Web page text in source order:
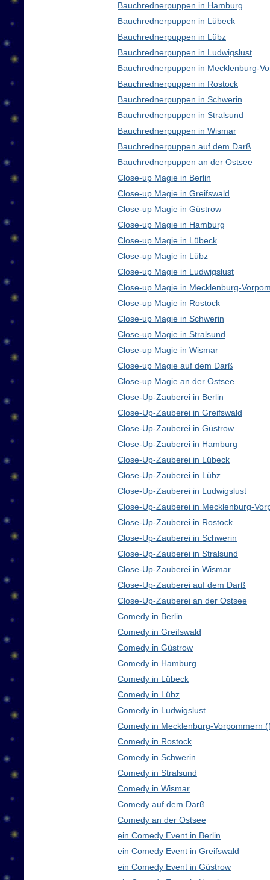
Bauchrednerpuppen in Hamburg
Bauchrednerpuppen in Lübeck
Bauchrednerpuppen in Lübz
Bauchrednerpuppen in Ludwigslust
Bauchrednerpuppen in Mecklenburg-
Bauchrednerpuppen in Rostock
Bauchrednerpuppen in Schwerin
Bauchrednerpuppen in Stralsund
Bauchrednerpuppen in Wismar
Bauchrednerpuppen auf dem Darß
Bauchrednerpuppen an der Ostsee
Close-up Magie in Berlin
Close-up Magie in Greifswald
Close-up Magie in Güstrow
Close-up Magie in Hamburg
Close-up Magie in Lübeck
Close-up Magie in Lübz
Close-up Magie in Ludwigslust
Close-up Magie in Mecklenburg-
Close-up Magie in Rostock
Close-up Magie in Schwerin
Close-up Magie in Stralsund
Close-up Magie in Wismar
Close-up Magie auf dem Darß
Close-up Magie an der Ostsee
Close-Up-Zauberei in Berlin
Close-Up-Zauberei in Greifswald
Close-Up-Zauberei in Güstrow
Close-Up-Zauberei in Hamburg
Close-Up-Zauberei in Lübeck
Close-Up-Zauberei in Lübz
Close-Up-Zauberei in Ludwigslust
Close-Up-Zauberei in Mecklenburg-
Close-Up-Zauberei in Rostock
Close-Up-Zauberei in Schwerin
Close-Up-Zauberei in Stralsund
Close-Up-Zauberei in Wismar
Close-Up-Zauberei auf dem Darß
Close-Up-Zauberei an der Ostsee
Comedy in Berlin
Comedy in Greifswald
Comedy in Güstrow
Comedy in Hamburg
Comedy in Lübeck
Comedy in Lübz
Comedy in Ludwigslust
Comedy in Mecklenburg-Vorpommern
Comedy in Rostock
Comedy in Schwerin
Comedy in Stralsund
Comedy in Wismar
Comedy auf dem Darß
Comedy an der Ostsee
ein Comedy Event in Berlin
ein Comedy Event in Greifswald
ein Comedy Event in Güstrow